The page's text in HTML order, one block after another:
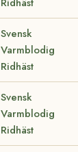
Svensk
Varmblodig
Ridhäst
Svensk
Varmblodig
Ridhäst